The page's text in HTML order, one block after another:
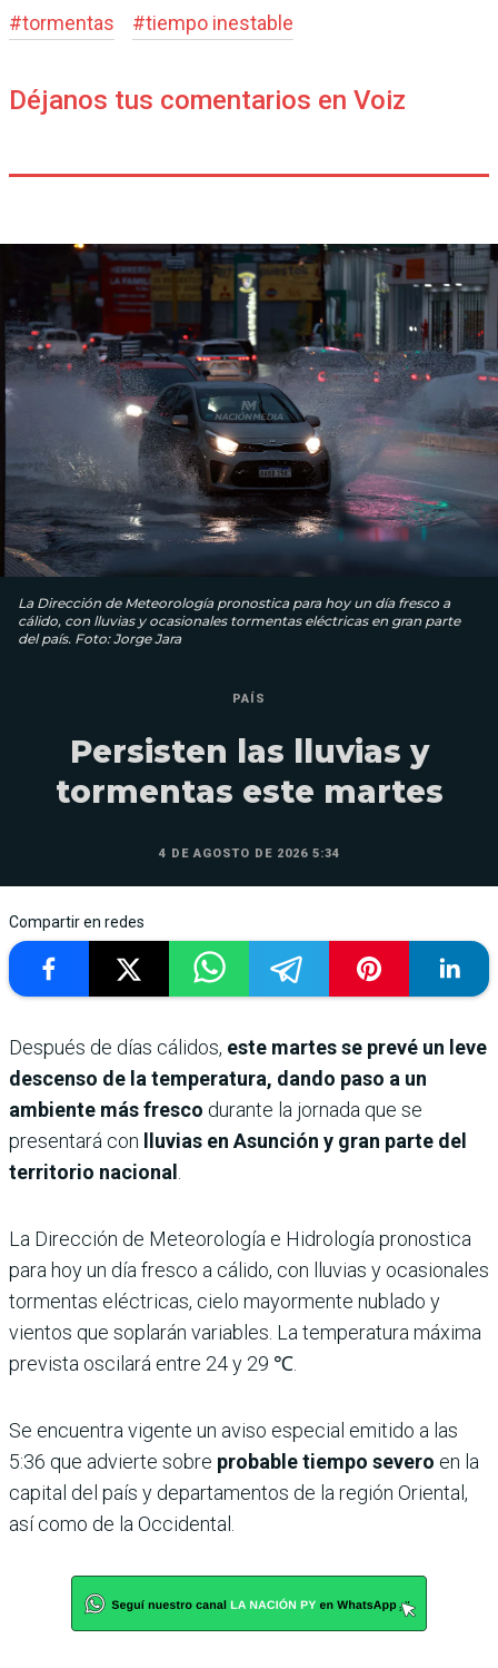
#tormentas #tiempo inestable
Déjanos tus comentarios en Voiz
La Dirección de Meteorología pronostica para hoy un día fresco a
cálido, con lluvias y ocasionales tormentas eléctricas en gran parte
del país. Foto: Jorge Jara
PAÍS
Persisten las lluvias y
tormentas este martes
4 DE AGOSTO DE 2026 5:34
Compartir en redes
Después de días cálidos, este martes se prevé un leve
descenso de la temperatura, dando paso a un
ambiente más fresco durante la jornada que se
presentará con lluvias en Asunción y gran parte del
territorio nacional
La Dirección de Meteorología e Hidrología pronostica
para hoy un día fresco a cálido, con lluvias y ocasionales
tormentas eléctricas, cielo mayormente nublado y
vientos que soplarán variables. La temperatura máxima
prevista oscilará entre 24 y 29 ℃.
Se encuentra vigente un aviso especial emitido a las
5:36 que advierte sobre probable tiempo severo en la
capital del país y departamentos de la región Oriental,
así como de la Occidental.